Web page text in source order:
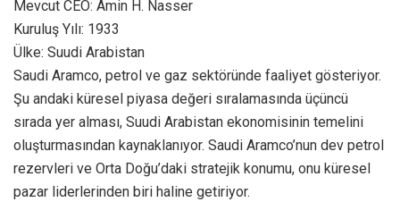
Mevcut CEO: Amin H. Nasser
Kuruluş Yılı: 1933
Ülke: Suudi Arabistan
Saudi Aramco, petrol ve gaz sektöründe faaliyet gösteriyor.
Şu andaki küresel piyasa değeri sıralamasında üçüncü
sırada yer alması, Suudi Arabistan ekonomisinin temelini
oluşturmasından kaynaklanıyor. Saudi Aramco’nun dev petrol
rezervleri ve Orta Doğu’daki stratejik konumu, onu küresel
pazar liderlerinden biri haline getiriyor.